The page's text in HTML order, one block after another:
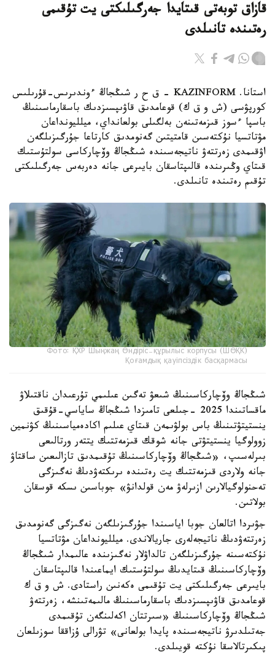
قازاق توبەتى قىتايدا جەرگىلىكتى يت تۇقىمى
رەتىندە تانىلدى
استانا. KAZINFORM – ق ح ر شىڭجاڭ ءوندىرىس-قۇرىلىس
كورپۋسى (ش و ق ك) قوعامدىق قاۋىپسىزدىك باسقارماسىنىڭ
باسپا ءسوز قىزمەتىنەن بەلگىلى بولعانداي، ميلليونداعان
مۋتاتسيا نۇكتەسىن قامتيتىن گەنومدىق كارتاعا جۇرگىزىلگەن
اۋقىمدى زەرتتەۋ ناتيجەسىندە شىڭجاڭ وۆچاركاسى سولتۇستىك
قىتاي وڭىرىندە قالىپتاسقان بايىرعى جانە دەربەس جەرگىلىكتى
تۇقىم رەتىندە تانىلدى.
Фото: ҚХР Шыңжаң Өндіріс-құрылыс корпусы (ШӨҚК)
Қоғамдық қауіпсіздік басқармасы
شىڭجاڭ وۆچاركاسىنىڭ شىعۋ تەگىن عىلىمي تۇرعىدان ناقتىلاۋ
ماقساتىندا 2025 -جىلعى تامىزدا شىڭجاڭ ساياسي-قۇقىق
ينستيتۋتىنىڭ باس بولۋىمەن قىتاي عىلىم اكادەمياسىنىڭ كۋنمين
زوولوگيا ينستيتۋتى جانە شوقك قىزمەتتىك يتتەر ورتالىعى
بىرلەسىپ، «شىڭجاڭ وۆچاركاسىنىڭ تۇقىمدىق تازالىعىن ساقتاۋ
جانە ولاردى قىزمەتتىك يت رەتىندە ىرىكتەۋدىڭ نەگىزگى
تەحنولوگيالارىن ازىرلەۋ مەن قولدانۋ» جوباسىن ىسكە قوسقان
بولاتىن.
جۋىردا اتالعان جوبا اياسىندا جۇرگىزىلگەن نەگىزگى گەنومدىق
زەرتتەۋدىڭ ناتيجەلەرى جاريالاندى. ميلليونداعان مۋتاتسيا
نۇكتەسىنە جۇرگىزىلگەن تالداۋلار نەگىزىندە عالىمدار شىڭجاڭ
وۆچاركاسىنىڭ قىتايدىڭ سولتۇستىك ايماعىندا قالىپتاسقان
بايىرعى جەرگىلىكتى يت تۇقىمى ەكەنىن راستادى. ش و ق ك
قوعامدىق قاۋىپسىزدىك باسقارماسىنىڭ مالىمەتىنشە، زەرتتەۋ
شىڭجاڭ وۆچاركاسىنىڭ «سىرتتان اكەلىنگەن تۇقىمدى
جەتىلدىرۋ ناتيجەسىندە پايدا بولعانى» تۋرالى ۇزاققا سوزىلعان
پىكىرتالاسقا نۇكتە قويىلدى.